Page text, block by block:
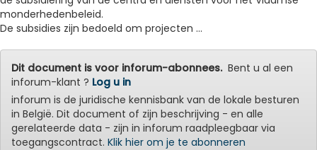
monderhedenbeleid.
De subsidies zijn bedoeld om projecten ...
Dit document is voor inforum-abonnees.Bent u al een
inforum-klant ? Log u in
inforum is de juridische kennisbank van de lokale besturen
in België. Dit document of zijn beschrijving - en alle
gerelateerde data - zijn in inforum raadpleegbaar via
toegangscontract. Klik hier om je te abonneren